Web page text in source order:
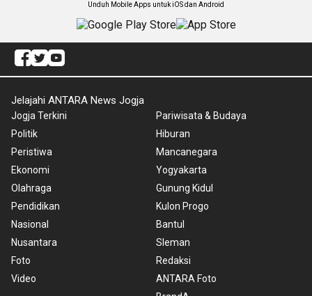
Unduh Mobile Apps untuk iOS dan Android
Jelajahi ANTARA News Jogja
Jogja Terkini
Politik
Peristiwa
Ekonomi
Olahraga
Pendidikan
Nasional
Nusantara
Foto
Video
Pariwisata & Budaya
Hiburan
Mancanegara
Yogyakarta
Gunung Kidul
Kulon Progo
Bantul
Sleman
Redaksi
ANTARA Foto